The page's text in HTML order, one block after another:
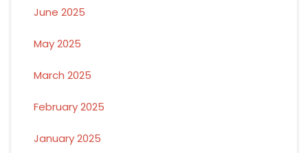
June 2025
May 2025
March 2025
February 2025
January 2025